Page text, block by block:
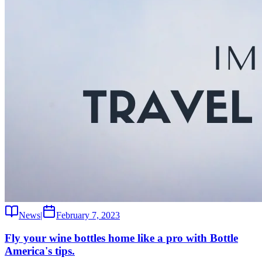
News| February 7, 2023
Fly your wine bottles home like a pro with Bottle
America's tips.